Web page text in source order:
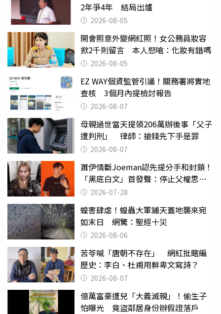
2年爭4年 結局出爐
2026-08-05
開會照意外變網紅照！女公務員妝容
掀2千則留言 本人怒嗆：化妝有錯嗎
2026-08-05
EZ WAY個資監管引議！關務署將實地
查核 3個月內提檢討報告
2026-08-07
母親過世當天提領206萬辦後事「父子
遭判刑」 律師：搶錢先下手是罪
2026-08-07
蕭伊情斷Joeman認先提分手和封鎖！
「黑底白文」首發聲：停止父權思維
物化女性
2026-07-28
蝗害肆虐！蝗蟲大軍鋪天蓋地襲來宛
如末日 網驚：聖經十災
2026-08-06
苦苓喊「唐朝不存在」 網紅批瞎編
歷史：李白、杜甫用鮮卑文寫詩？
2026-08-07
億萬富豪遭兒「大義滅親」！偷生子
怕曝光 竟盜鄰居身份辦假證落戶